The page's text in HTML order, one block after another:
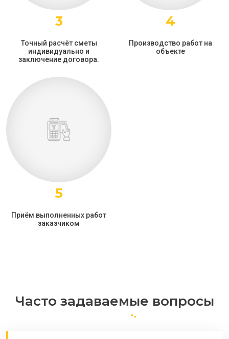
3
Точный расчёт сметы
индивидуально и
заключение договора.
4
Производство работ на
объекте
5
Приём выполненных работ
заказчиком
Часто задаваемые вопросы